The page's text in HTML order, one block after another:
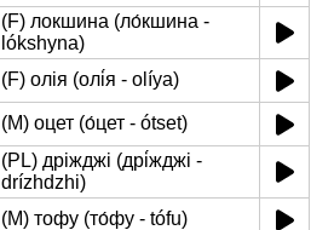
(F) локшина (ло́кшина -
lókshyna)
(F) олія (олі́я - olíya)
(M) оцет (о́цет - ótset)
(PL) дріжджі (дрі́жджі -
drízhdzhi)
(M) тофу (то́фу - tófu)